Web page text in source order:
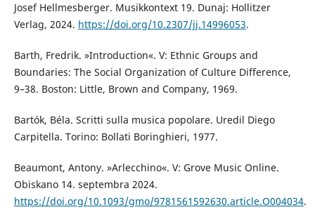
Josef Hellmesberger. Musikkontext 19. Dunaj: Hollitzer
Verlag, 2024. https://doi.org/10.2307/jj.14996053.
Barth, Fredrik. »Introduction«. V: Ethnic Groups and
Boundaries: The Social Organization of Culture Difference,
9–38. Boston: Little, Brown and Company, 1969.
Bartók, Béla. Scritti sulla musica popolare. Uredil Diego
Carpitella. Torino: Bollati Boringhieri, 1977.
Beaumont, Antony. »Arlecchino«. V: Grove Music Online.
Obiskano 14. septembra 2024.
https://doi.org/10.1093/gmo/9781561592630.article.O004034.